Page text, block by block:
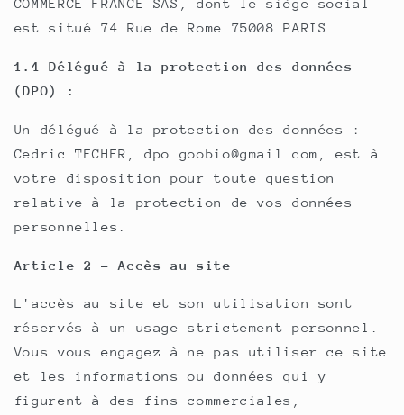
COMMERCE FRANCE SAS, dont le siège social
est situé 74 Rue de Rome 75008 PARIS.
1.4 Délégué à la protection des données
(DPO) :
Un délégué à la protection des données :
Cedric TECHER, dpo.goobio@gmail.com, est à
votre disposition pour toute question
relative à la protection de vos données
personnelles.
Article 2 - Accès au site
L'accès au site et son utilisation sont
réservés à un usage strictement personnel.
Vous vous engagez à ne pas utiliser ce site
et les informations ou données qui y
figurent à des fins commerciales,